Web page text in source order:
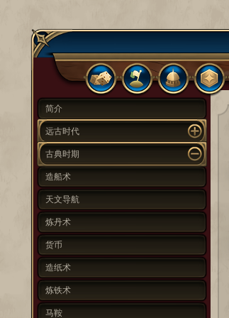
简介
远古时代
古典时期
造船术
天文导航
炼丹术
货币
造纸术
炼铁术
马鞍